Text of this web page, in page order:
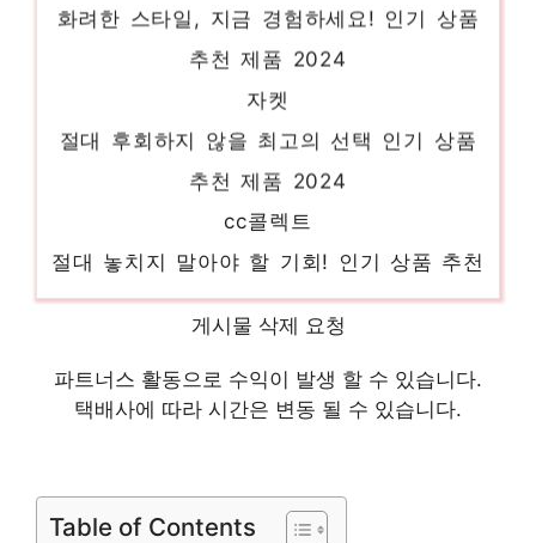
추천 제품 2024
자켓
절대 후회하지 않을 최고의 선택 인기 상품
추천 제품 2024
cc콜렉트
시스루블라우스
제품 2024
천 제품 2024
게시물 삭제 요청
파트너스 활동으로 수익이 발생 할 수 있습니다.
택배사에 따라 시간은 변동 될 수 있습니다.
Table of Contents